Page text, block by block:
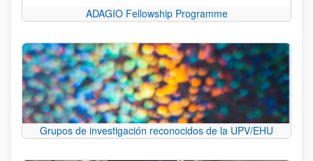
ADAGIO Fellowship Programme
Grupos de investigación reconocidos de la UPV/EHU